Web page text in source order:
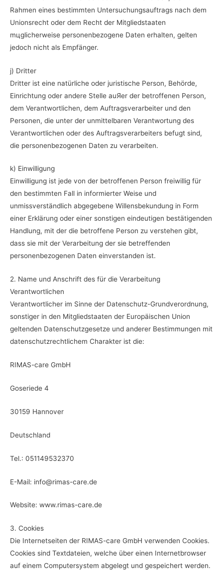
Rahmen eines bestimmten Untersuchungsauftrags nach dem
Unionsrecht oder dem Recht der Mitgliedstaaten
mцglicherweise personenbezogene Daten erhalten, gelten
jedoch nicht als Empfänger.
j) Dritter
Dritter ist eine natürliche oder juristische Person, Behörde,
Einrichtung oder andere Stelle auЯer der betroffenen Person,
dem Verantwortlichen, dem Auftragsverarbeiter und den
Personen, die unter der unmittelbaren Verantwortung des
Verantwortlichen oder des Auftragsverarbeiters befugt sind,
die personenbezogenen Daten zu verarbeiten.
k) Einwilligung
Einwilligung ist jede von der betroffenen Person freiwillig für
den bestimmten Fall in informierter Weise und
unmissverständlich abgegebene Willensbekundung in Form
einer Erklärung oder einer sonstigen eindeutigen bestätigenden
Handlung, mit der die betroffene Person zu verstehen gibt,
dass sie mit der Verarbeitung der sie betreffenden
personenbezogenen Daten einverstanden ist.
2. Name und Anschrift des für die Verarbeitung
Verantwortlichen
Verantwortlicher im Sinne der Datenschutz-Grundverordnung,
sonstiger in den Mitgliedstaaten der Europäischen Union
geltenden Datenschutzgesetze und anderer Bestimmungen mit
datenschutzrechtlichem Charakter ist die:
RIMAS-care GmbH
Goseriede 4
30159 Hannover
Deutschland
Tel.: 051149532370
E-Mail: info@rimas-care.de
Website: www.rimas-care.de
3. Cookies
Die Internetseiten der RIMAS-care GmbH verwenden Cookies.
Cookies sind Textdateien, welche über einen Internetbrowser
auf einem Computersystem abgelegt und gespeichert werden.